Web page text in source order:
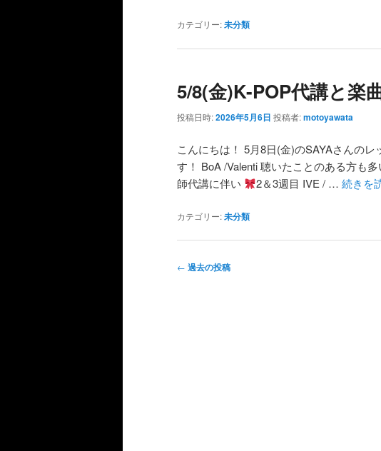
カテゴリー:未分類
5/8(金)K-POP代講と楽
投稿日時:2026年5月6日 投稿者:motoyawata
こんにちは！ 5月8日(金)のSAYAさんの
す！ BoA /Valenti 聴いたことのある方も
師代講に伴い
2＆3週目 IVE / …続きを
カテゴリー:未分類
投
← 過去の投稿